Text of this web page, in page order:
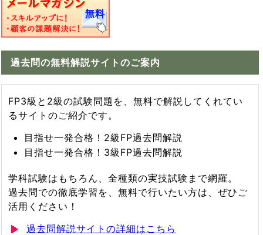
過去問の無料解説サイトのご案内
FP3級と2級の試験問題を、無料で解説してくれてい
るサイトのご紹介です。
目指せ一発合格！2級FP過去問解説
目指せ一発合格！3級FP過去問解説
学科試験はもちろん、全種類の実技試験まで網羅。
過去問での徹底学習を、無料で行いたい方は、ぜひご
活用ください！
過去問解説サイトの詳細はこちら